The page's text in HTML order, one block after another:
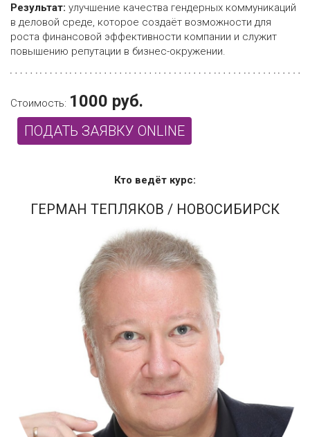
Результат: улучшение качества гендерных коммуникаций
в деловой среде, которое создаёт возможности для
роста финансовой эффективности компании и служит
повышению репутации в бизнес-окружении.
Стоимость: 1000 руб.
ПОДАТЬ ЗАЯВКУ ONLINE
Кто ведёт курс:
ГЕРМАН ТЕПЛЯКОВ / НОВОСИБИРСК